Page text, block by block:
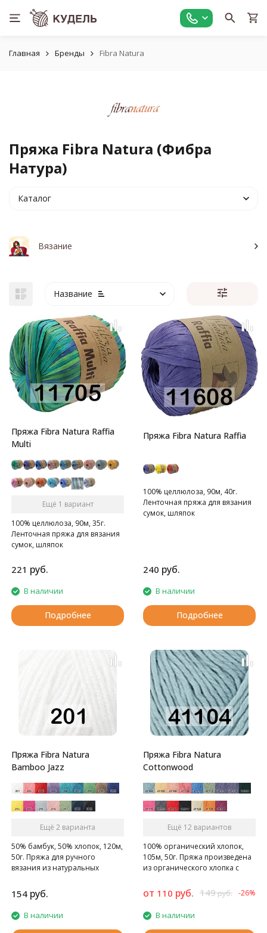
Главная Бренды Fibra Natura
Пряжа Fibra Natura (Фибра
Натура)
Каталог
Вязание
Название
Пряжа Fibra Natura Raffia
Multi
Ещё 1 вариант
100% целлюлоза, 90м, 35г.
Ленточная пряжа для вязания
сумок, шляпок
221 руб.
В наличии
Подробнее
Пряжа Fibra Natura Raffia
100% целлюлоза, 90м, 40г.
Ленточная пряжа для вязания
сумок, шляпок
240 руб.
В наличии
Подробнее
Пряжа Fibra Natura
Bamboo Jazz
Ещё 2 варианта
50% бамбук, 50% хлопок, 120м,
50г. Пряжа для ручного
вязания из натуральных
154 руб.
В наличии
Пряжа Fibra Natura
Cottonwood
Ещё 12 вариантов
100% органический хлопок,
105м, 50г. Пряжа произведена
из органического хлопка с
красителей
от 110 руб. 149руб. -26%
В наличии